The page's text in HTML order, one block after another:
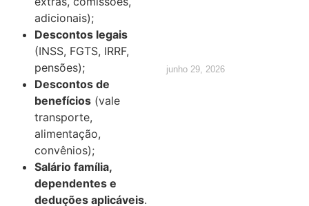
adicionais);
Descontos legais
(INSS, FGTS, IRRF,
pensões);
Descontos de
benefícios (vale
transporte,
alimentação,
convênios);
Salário família,
dependentes e
deduções aplicáveis.
junho 29, 2026